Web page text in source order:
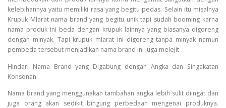
kelebihannya yaitu memiliki rasa yang begitu pedas. Selain itu misalnya
Krupuk Mlarat nama brand yang begitu unik tapi sudah booming karna
nama produk ini beda dengan krupuk lainnya yang biasanya digoreng
dengan minyak. Tapi krupuk mlarat ini digoreng tanpa minyak namun
pembeda tersebut menjadikan nama brand ini juga melejit.
Hindari Nama Brand yang Digabung dengan Angka dan Singakatan
Konsonan
Nama brand yang menggunakan tambahan angka lebih sulit diingat dan
juga orang akan sedikit bingung perbedaan mengenai produknya.